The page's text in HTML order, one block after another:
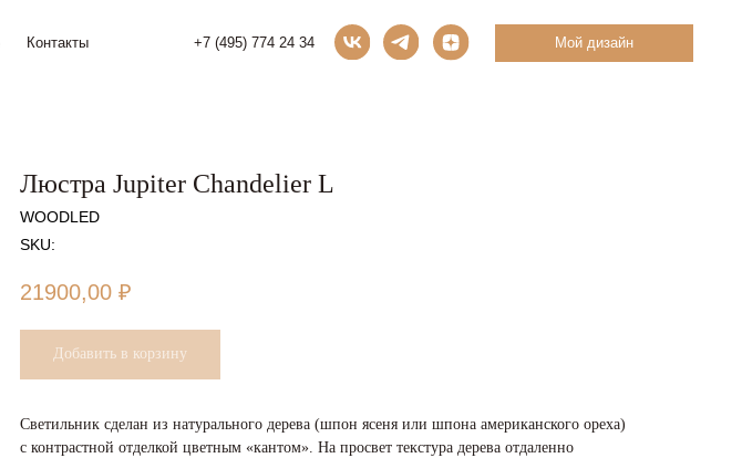
+7 (495) 774 24 34 Мой дизайн
Люстра Jupiter Chandelier L
WOODLED
SKU:
21900,00 ₽
Добавить в корзину
Светильник сделан из натурального дерева (шпон ясеня или шпона американского ореха)
с контрастной отделкой цветным «кантом». На просвет текстура дерева отдаленно